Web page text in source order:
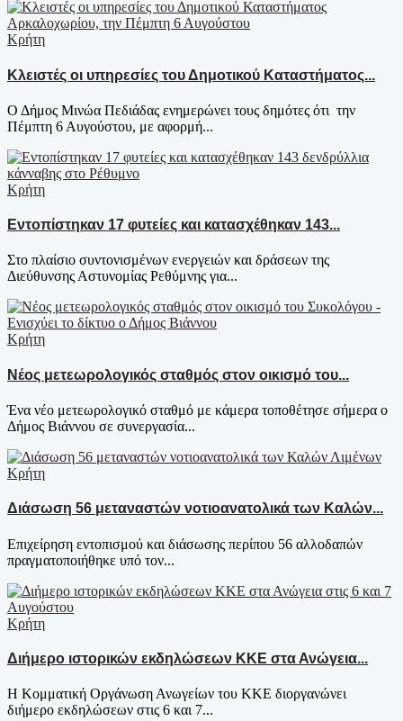
Κρήτη
Κλειστές οι υπηρεσίες του Δημοτικού Καταστήματος...
Ο Δήμος Μινώα Πεδιάδας ενημερώνει τους δημότες ότι την
Πέμπτη 6 Αυγούστου, με αφορμή...
Κρήτη
Εντοπίστηκαν 17 φυτείες και κατασχέθηκαν 143...
Στο πλαίσιο συντονισμένων ενεργειών και δράσεων της
Διεύθυνσης Αστυνομίας Ρεθύμνης για...
Κρήτη
Νέος μετεωρολογικός σταθμός στον οικισμό του...
Ένα νέο μετεωρολογικό σταθμό με κάμερα τοποθέτησε σήμερα ο
Δήμος Βιάννου σε συνεργασία...
Κρήτη
Διάσωση 56 μεταναστών νοτιοανατολικά των Καλών...
Επιχείρηση εντοπισμού και διάσωσης περίπου 56 αλλοδαπών
πραγματοποιήθηκε υπό τον...
Κρήτη
Διήμερο ιστορικών εκδηλώσεων ΚΚΕ στα Ανώγεια...
Η Κομματική Οργάνωση Ανωγείων του ΚΚΕ διοργανώνει
διήμερο εκδηλώσεων στις 6 και 7...